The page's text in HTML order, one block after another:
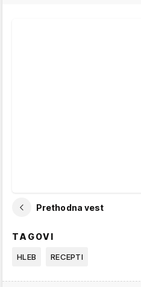
Prethodna vest
TAGOVI
HLEB RECEPTI